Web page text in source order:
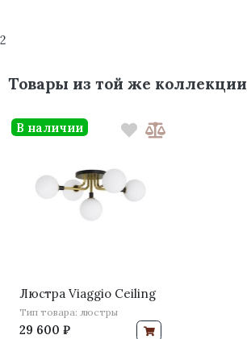
2
Товары из той же коллекции
Люстра Viaggio Ceiling
Тип товара: люстры
29 600 ₽
В наличии